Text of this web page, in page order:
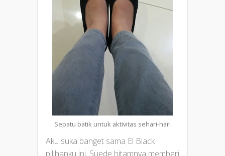
Sepatu batik untuk aktivitas sehari-hari
Aku suka banget sama El Black
pilihanku ini. Suede hitamnya memberi